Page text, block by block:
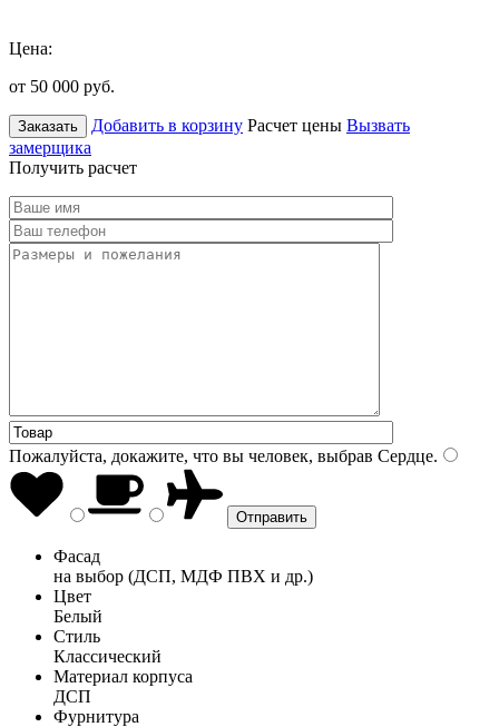
Цена:
от 50 000 руб.
Заказать Добавить в корзину Расчет цены Вызвать
замерщика
Получить расчет
Пожалуйста, докажите, что вы человек, выбрав Сердце.
Фасад
на выбор (ДСП, МДФ ПВХ и др.)
Цвет
Белый
Стиль
Классический
Материал корпуса
ДСП
Фурнитура